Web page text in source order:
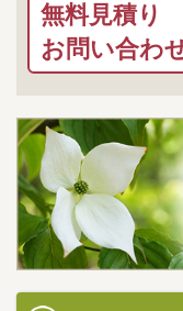
無料見積り
お問い合わ